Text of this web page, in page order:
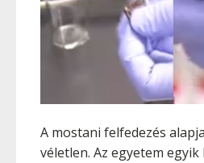
A mostani felfedezés
véletlen. Az egyetem